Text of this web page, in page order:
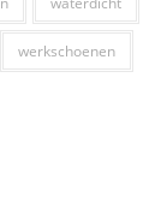
werkschoenen